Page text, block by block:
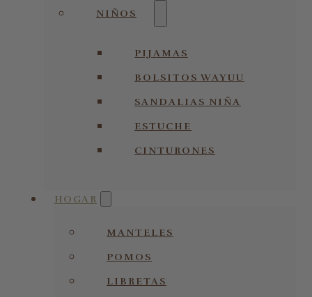
NIÑOS
PIJAMAS
BOLSITOS WAYUU
SANDALIAS NIÑA
ESTUCHE
CINTURONES
HOGAR
MANTELES
POMOS
LIBRETAS